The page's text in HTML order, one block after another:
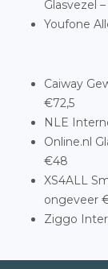
Glasvezel
Youfone
Caiway
€72,5
NLE
Online.nl
€48
XS4ALL
ongeveer
Ziggo